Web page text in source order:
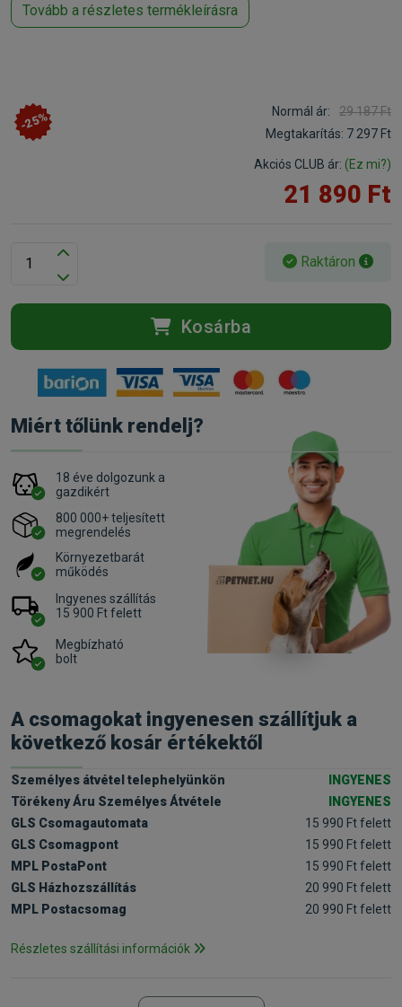
Tovább a részletes termékleírásra
-25% Normál ár:
29 187 Ft
Megtakarítás: 7 297 Ft
Akciós CLUB ár: (Ez mi?)
21 890 Ft
Raktáron
Kosárba
Miért tőlünk rendelj?
18 éve dolgozunk a
gazdikért
800 000+ teljesített
megrendelés
Környezetbarát
működés
Ingyenes szállítás
15 900 Ft felett
Megbízható
bolt
A csomagokat ingyenesen szállítjuk a
következő kosár értékektől
Személyes átvétel telephelyünkön
INGYENES
Törékeny Áru Személyes Átvétele
INGYENES
GLS Csomagautomata
15 990 Ft felett
GLS Csomagpont
15 990 Ft felett
MPL PostaPont
15 990 Ft felett
GLS Házhozszállítás
20 990 Ft felett
MPL Postacsomag
20 990 Ft felett
Részletes szállítási információk